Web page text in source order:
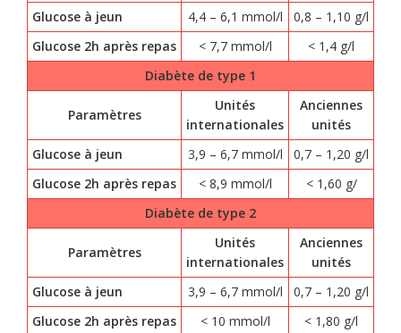
Glucose à jeun
4,4 – 6,1 mmol/l
0,8 – 1,10 g/l
Glucose 2h après repas
< 7,7 mmol/l
< 1,4 g/l
Diabète de type 1
Paramètres
Unités
internationales
Anciennes
unités
Glucose à jeun
3,9 – 6,7 mmol/l
0,7 – 1,20 g/l
Glucose 2h après repas
< 8,9 mmol/l
< 1,60 g/
Diabète de type 2
Paramètres
Unités
internationales
Anciennes
unités
Glucose à jeun
3,9 – 6,7 mmol/l
0,7 – 1,20 g/l
Glucose 2h après repas
< 10 mmol/l
< 1,80 g/l